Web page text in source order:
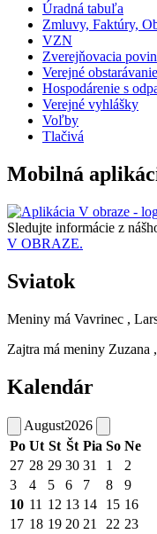
Úradná tabuľa
Zmluvy, Faktúry,
VZN
Zverejňovacia
Verejné obstarávanie
Hospodárenie s
Verejné vyhlášky
Voľby
Tlačivá
Mobilná
Sledujte informácie z
V OBRAZE.
Sviatok
Meniny má Vavrinec ,
Zajtra má meniny Zuzana
Kalendár
August2026
Po Ut St Št Pia So Ne
27 28 29 30 31 1
2
3
4 5 6 7 8
9
10 11 12 13 14 15 16
17 18 19 20 21 22 23